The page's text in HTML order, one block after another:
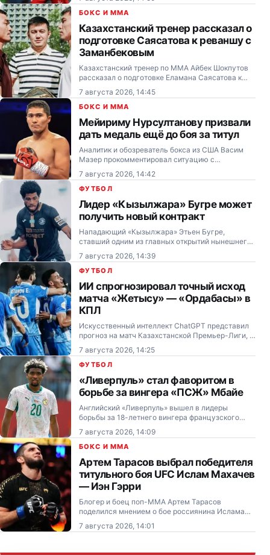
Казахстанской Премьер-Лиги между усть-
каменогорским «Алтаем» и петропавловским
«Кызылжаром».
БОКС И MMA
Казахстанский тренер рассказал о
подготовке Саясатова к реваншу с
Заманбековым
Казахстанский тренер по ММА Айбек Шокпутов
рассказал о подготовке Еламана Саясатова к
реваншу с Болатом Заманбековым на турнире
Naiza 85.
7 августа 2026, 14:45
БОКС И MMA
Мейириму Нурсултанову призвали
дать медаль ещё до боя за титул
Аналитик и обозреватель бокса из США Васим
Мазер прокомментировал ситуацию с
длительным простоем казахстанского
средневеса Мейирима Нурсултанова (20-0, 11
KO).
7 августа 2026, 14:42
ФУТБОЛ
Лидер «Кызылжара» Бугре может
получить новый контракт
Нападающий «Кызылжара» Этьен Бугре,
ставший одним из главных открытий нынешнего
сезона КПЛ, может получить улучшенное
соглашение с петропавловским клубом.
7 августа 2026, 14:39
ФУТБОЛ
ИИ спрогнозировал точный исход
матча «Жетысу» — «Ордабасы» в
КПЛ
Искусственный интеллект ChatGPT представил
прогноз на матч Казахстанской Премьер-Лиги, в
котором талдыкорганский «Жетысу» примет
шымкентский «Ордабасы».
7 августа 2026, 14:25
ФУТБОЛ
«Ливерпуль» стал фаворитом в
борьбе за вингера «ПСЖ» Мбайе
Английский «Ливерпуль» вышел в лидеры
борьбы за 18-летнего вингера французского
«ПСЖ» и сборной Сенегала Ибраима Мбайе.
7 августа 2026, 14:09
БОКС И MMA
Артем Тарасов выбрал победителя
титульного боя UFC Ислам Махачев
— Иэн Гэрри
Блогер и боец поп-ММА Артем Тарасов
поделился мнением о бое россиянина Ислама
Махачева и ирландца Иэна Гэрри на турнире
UFC 330.
7 августа 2026, 14:01